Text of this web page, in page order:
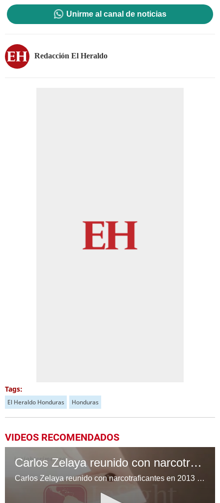
Unirme al canal de noticias
Redacción El Heraldo
Tags:
El Heraldo Honduras Honduras
VIDEOS RECOMENDADOS
Carlos Zelaya reunido con narcotraficantes en 2013
Carlos Zelaya reunido con narcotraficantes en 2013 Cortesía: InSight Crime